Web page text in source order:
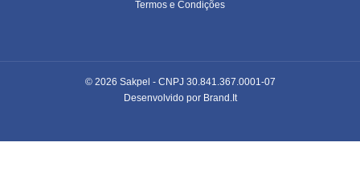
Termos e Condições
© 2026 Sakpel - CNPJ 30.841.367.0001-07
Desenvolvido por Brand.It